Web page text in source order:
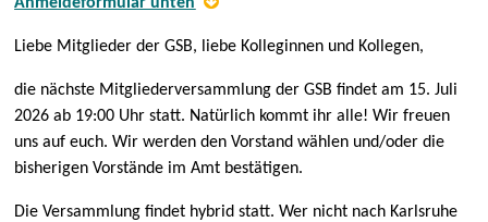
Liebe Mitglieder der GSB, liebe Kolleginnen und Kollegen,
die nächste Mitgliederversammlung der GSB findet am 15. Juli
2026 ab 19:00 Uhr statt. Natürlich kommt ihr alle! Wir freuen
uns auf euch. Wir werden den Vorstand wählen und/oder die
bisherigen Vorstände im Amt bestätigen.
Die Versammlung findet hybrid statt. Wer nicht nach Karlsruhe